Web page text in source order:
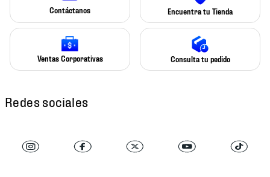
Contáctanos Encuentra tu Tienda
Ventas Corporativas Consulta tu pedido
Redes sociales